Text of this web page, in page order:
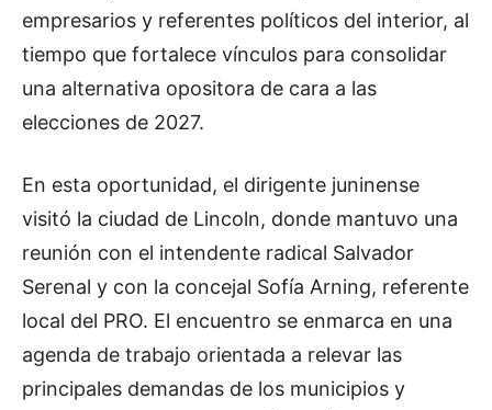
empresarios y referentes políticos del interior, al
tiempo que fortalece vínculos para consolidar
una alternativa opositora de cara a las
elecciones de 2027.
En esta oportunidad, el dirigente juninense
visitó la ciudad de Lincoln, donde mantuvo una
reunión con el intendente radical Salvador
Serenal y con la concejal Sofía Arning, referente
local del PRO. El encuentro se enmarca en una
agenda de trabajo orientada a relevar las
principales demandas de los municipios y